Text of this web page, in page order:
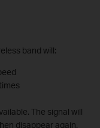
band will:
The signal will
disappear again.